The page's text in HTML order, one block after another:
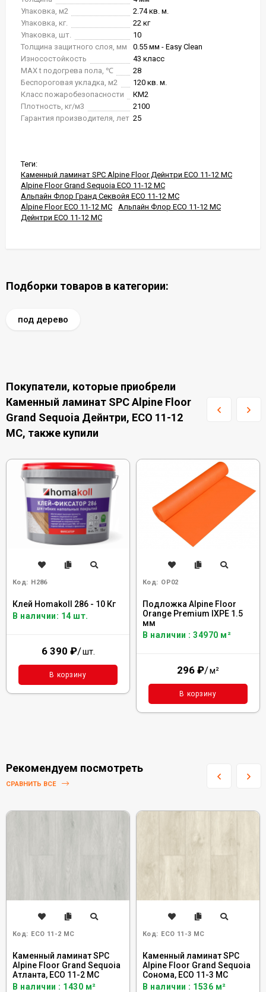
Упаковка, м2
2.74 кв. м.
Упаковка, кг.
22 кг
Упаковка, шт.
10
Толщина защитного слоя, мм
0.55 мм - Easy Clean
Износостойкость
43 класс
MAX t подогрева пола, ℃
28
Беспороговая укладка, м2
120 кв. м.
Класс пожаробезопасности
КМ2
Плотность, кг/м3
2100
Гарантия производителя, лет 25
Теги:
Каменный ламинат SPC Alpine Floor Дейнтри ECO 11-12 MC
Alpine Floor Grand Sequoia ECO 11-12 MC
Альпайн Флор Гранд Секвойя ECO 11-12 MC
Alpine Floor ECO 11-12 MC
Альпайн Флор ECO 11-12 MC
Дейнтри ECO 11-12 MC
Подборки товаров в категории:
под дерево
Покупатели, которые приобрели
Каменный ламинат SPC Alpine Floor
Grand Sequoia Дейнтри, ECO 11-12
MC, также купили
Код: H286
Клей Homakoll 286 - 10 Кг
В наличии: 14 шт.
6 390 ₽/шт.
В корзину
Код: OP02
Подложка Alpine Floor
Orange Premium IXPE 1.5
мм
В наличии : 34970 м²
296 ₽/м²
В корзину
Рекомендуем посмотреть
СРАВНИТЬ ВСЕ
Код: ECO 11-2 MC
Каменный ламинат SPC
Alpine Floor Grand Sequoia
Атланта, ECO 11-2 MC
В наличии : 1430 м²
Код: ECO 11-3 MC
Каменный ламинат SPC
Alpine Floor Grand Sequoia
Сонома, ECO 11-3 MC
В наличии : 1536 м²